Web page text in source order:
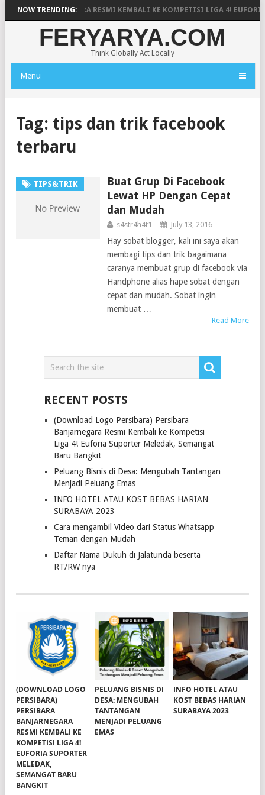
NOW TRENDING:
BANJARNEGARA RESMI KEMBALI KE KOMPETISI LIGA 4!
FERYARYA.COM
Think Globally Act Locally
Menu
Tag: tips dan trik facebook
terbaru
TIPS&TRIK
Buat Grup Di Facebook
Lewat HP Dengan Cepat
dan Mudah
s4str4h4t1 July 13, 2016
Hay sobat blogger, kali ini saya akan
membagi tips dan trik bagaimana
caranya membuat grup di facebook via
Handphone alias hape sobat dengan
cepat dan mudah. Sobat ingin
membuat …
Read More
RECENT POSTS
(Download Logo Persibara) Persibara
Banjarnegara Resmi Kembali ke Kompetisi
Liga 4! Euforia Suporter Meledak, Semangat
Baru Bangkit
Peluang Bisnis di Desa: Mengubah Tantangan
Menjadi Peluang Emas
INFO HOTEL ATAU KOST BEBAS HARIAN
SURABAYA 2023
Cara mengambil Video dari Status Whatsapp
Teman dengan Mudah
Daftar Nama Dukuh di Jalatunda beserta
RT/RW nya
(DOWNLOAD LOGO
PERSIBARA)
PERSIBARA
BANJARNEGARA
RESMI KEMBALI KE
KOMPETISI LIGA 4!
EUFORIA SUPORTER
MELEDAK,
SEMANGAT BARU
BANGKIT
PELUANG BISNIS DI
DESA: MENGUBAH
TANTANGAN
MENJADI PELUANG
EMAS
INFO HOTEL ATAU
KOST BEBAS HARIAN
SURABAYA 2023